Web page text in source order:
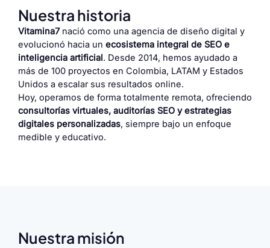
Nuestra historia
Vitamina7nació como una agencia de diseño digital y
evolucionó hacia un ecosistema integral de SEO e
inteligencia artificial. Desde 2014, hemos ayudado a
más de 100 proyectos en Colombia, LATAM y Estados
Unidos a escalar sus resultados online.
Hoy, operamos de forma totalmente remota, ofreciendo
consultorías virtuales, auditorías SEO y estrategias
digitales personalizadas, siempre bajo un enfoque
medible y educativo.
Nuestra misión